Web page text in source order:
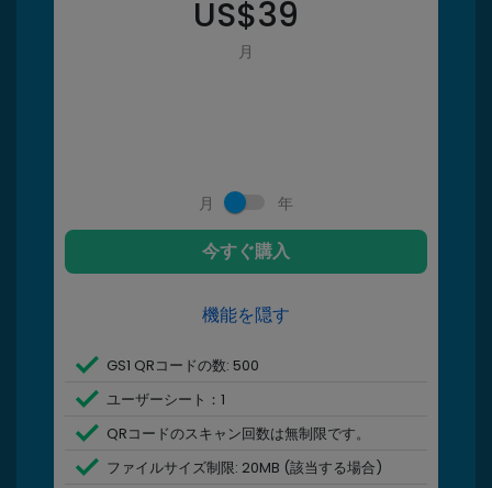
US$39
月
月 年
今すぐ購入
機能を隠す
GS1 QRコードの数: 500
ユーザーシート：1
QRコードのスキャン回数は無制限です。
ファイルサイズ制限: 20MB (該当する場合)